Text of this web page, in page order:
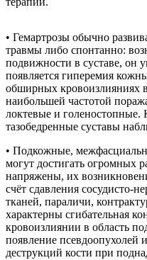
• Гемартрозы обычно
травмы либо спонтанно:
подвижности в суставе, он
появляется гиперемия
обширных кровоизлияниях
наибольшей частотой
локтевые и голеностопные.
тазобедренные суставы
• Подкожные,
могут достигать огромных
напряжены, их
счёт сдавления
тканей, параличи,
характерны сгибательная
кровоизлиянии в область
появление псевдоопухолей
деструкций кости при